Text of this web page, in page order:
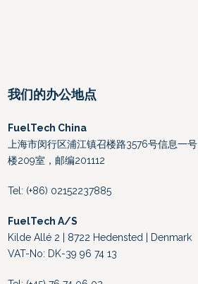
我们的办公地点
FuelTech China
上海市闵行区浦江镇召楼路3576号信息一号
楼209室，邮编201112
Tel: (+86) 02152237885
FuelTech A/S
Kilde Allé 2 | 8722 Hedensted | Denmark
VAT-No: DK-39 96 74 13